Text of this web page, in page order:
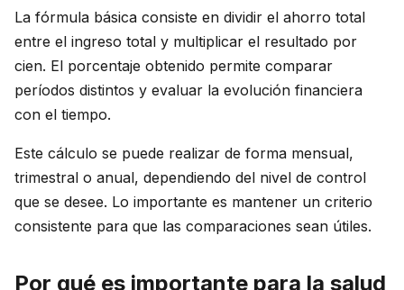
La fórmula básica consiste en dividir el ahorro total
entre el ingreso total y multiplicar el resultado por
cien. El porcentaje obtenido permite comparar
períodos distintos y evaluar la evolución financiera
con el tiempo.
Este cálculo se puede realizar de forma mensual,
trimestral o anual, dependiendo del nivel de control
que se desee. Lo importante es mantener un criterio
consistente para que las comparaciones sean útiles.
Por qué es importante para la salud